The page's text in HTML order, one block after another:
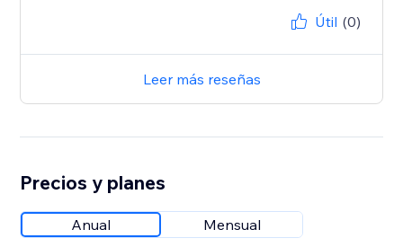
Útil (0)
Leer más reseñas
Precios y planes
Anual Mensual